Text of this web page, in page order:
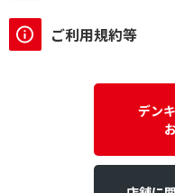
ご利用規約等
デン